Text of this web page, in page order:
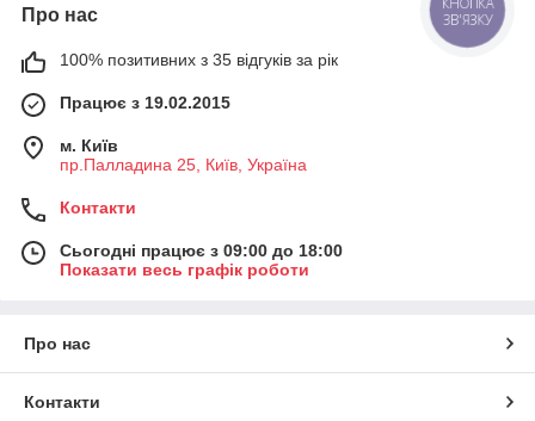
Про нас
100% позитивних з 35 відгуків за рік
Працює з 19.02.2015
м. Київ
пр.Палладина 25, Київ, Україна
Контакти
Сьогодні працює з 09:00 до 18:00
Показати весь графік роботи
Про нас
Контакти
КНОПКА
ЗВ'ЯЗКУ